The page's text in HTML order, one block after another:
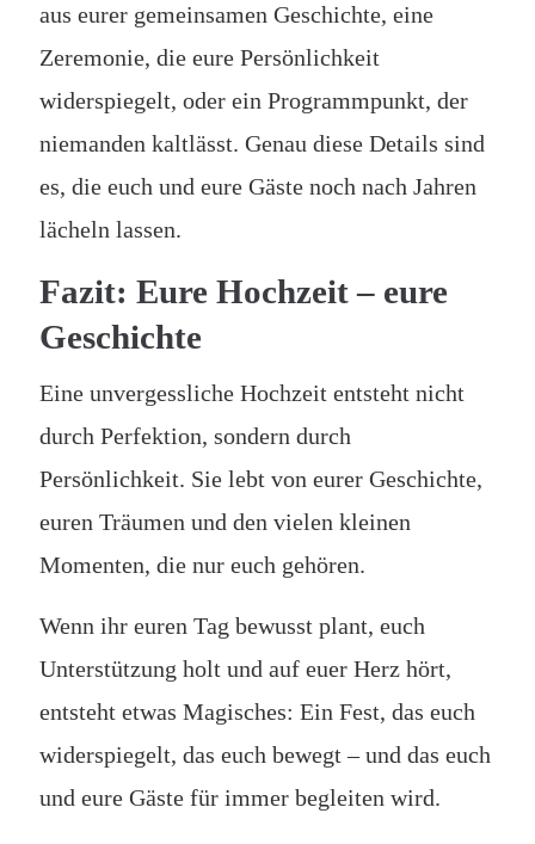
aus eurer gemeinsamen Geschichte, eine
Zeremonie, die eure Persönlichkeit
widerspiegelt, oder ein Programmpunkt, der
niemanden kaltlässt. Genau diese Details sind
es, die euch und eure Gäste noch nach Jahren
lächeln lassen.
Fazit: Eure Hochzeit – eure
Geschichte
Eine unvergessliche Hochzeit entsteht nicht
durch Perfektion, sondern durch
Persönlichkeit. Sie lebt von eurer Geschichte,
euren Träumen und den vielen kleinen
Momenten, die nur euch gehören.
Wenn ihr euren Tag bewusst plant, euch
Unterstützung holt und auf euer Herz hört,
entsteht etwas Magisches: Ein Fest, das euch
widerspiegelt, das euch bewegt – und das euch
und eure Gäste für immer begleiten wird.